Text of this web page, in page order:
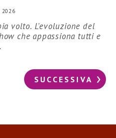
2026
volto. L'evoluzione del
che appassiona tutti e
SUCCESSIVA